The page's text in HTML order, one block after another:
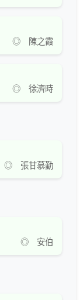
◎ 陳之霞
◎ 徐濟時
◎ 張甘慕勤
◎ 安伯